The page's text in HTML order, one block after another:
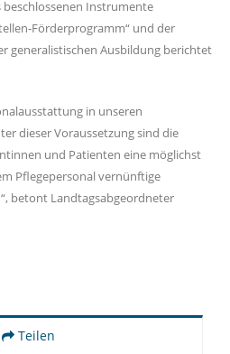
Instrumente
Förderprogramm“ und der
generalistischen Ausbildung berichtet
in unseren
dieser Voraussetzung sind die
und Patienten eine möglichst
Pflegepersonal vernünftige
betont Landtagsabgeordneter
Teilen